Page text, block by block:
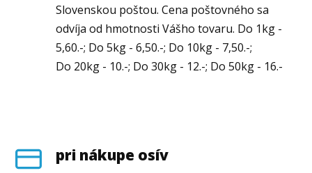
Slovenskou poštou. Cena poštovného sa
odvíja od hmotnosti Vášho tovaru. Do 1kg -
5,60.-; Do 5kg - 6,50.-; Do 10kg - 7,50.-;
Do 20kg - 10.-; Do 30kg - 12.-; Do 50kg - 16.-
pri nákupe osív